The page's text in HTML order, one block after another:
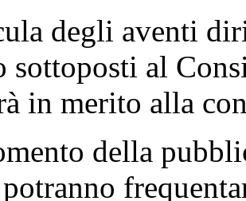
degli aventi
sottoposti al
in merito alla
della